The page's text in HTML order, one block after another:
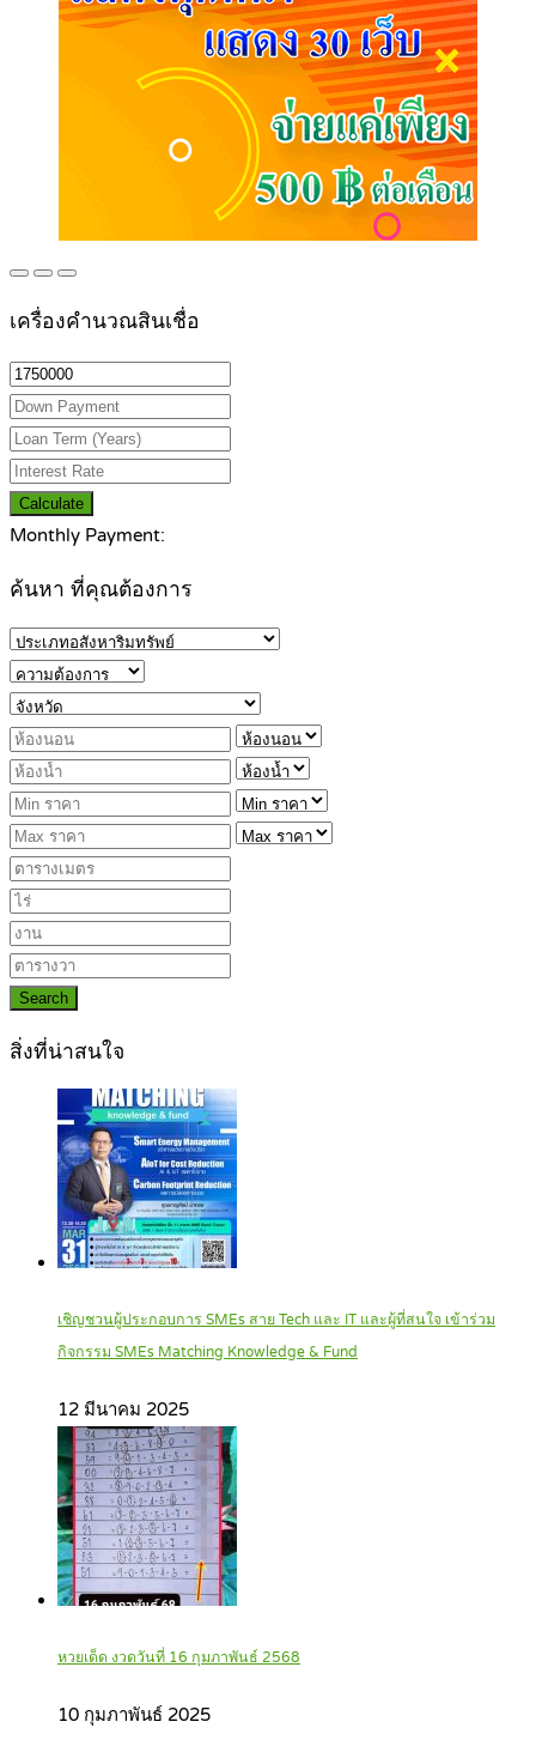
เครื่องคำนวณสินเชื่อ
Calculate
Monthly Payment:
ค้นหา ที่คุณต้องการ
Search
สิ่งที่น่าสนใจ
เชิญชวนผู้ประกอบการ SMEs สาย Tech และ IT และผู้ที่สนใจ เข้าร่วม
กิจกรรม SMEs Matching Knowledge & Fund
12 มีนาคม 2025
หวยเด็ด งวดวันที่ 16 กุมภาพันธ์ 2568
10 กุมภาพันธ์ 2025